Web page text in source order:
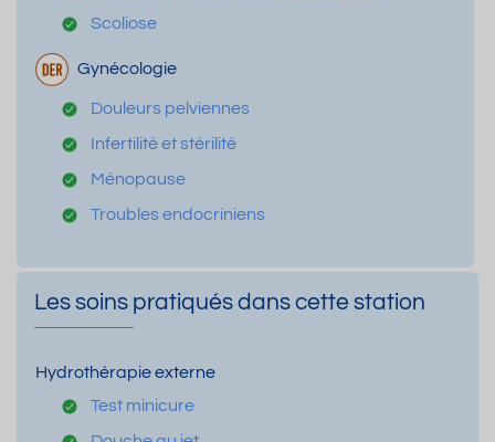
Scoliose
Gynécologie
Douleurs pelviennes
Infertilité et stérilité
Ménopause
Troubles endocriniens
Les soins pratiqués dans cette station
Hydrothérapie externe
Test minicure